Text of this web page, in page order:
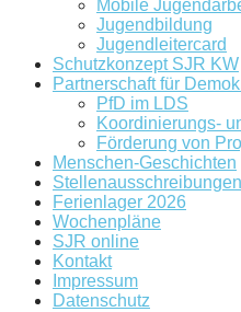
Mobile
Jugendbildung
Jugendleitercard
Schutzkonzept SJR KW
Partnerschaft für
PfD im LDS
Koordinierungs-
Förderung von
Menschen-Geschichten
Stellenausschreibungen
Ferienlager 2026
Wochenpläne
SJR online
Kontakt
Impressum
Datenschutz